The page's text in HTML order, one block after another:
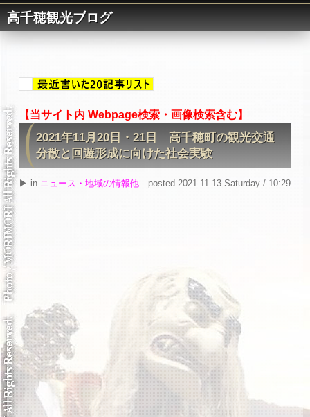
高千穂観光ブログ
【当サイト内 Webpage検索・画像検索含む】
2021年11月20日・21日 高千穂町の観光交通
分散と回遊形成に向けた社会実験
▶ in ニュース・地域の情報他 posted 2021.11.13 Saturday / 10:29